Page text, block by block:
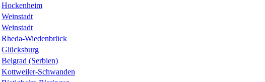
Hockenheim
Weinstadt
Weinstadt
Rheda-Wiedenbrück
Glücksburg
Belgrad (Serbien)
Kottweiler-Schwanden